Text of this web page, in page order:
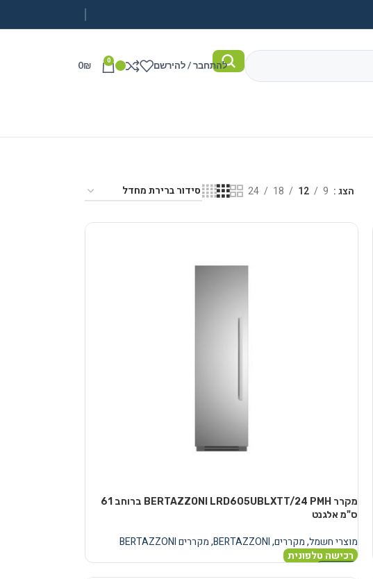
להתחבר / להירשם 0
0₪
הצג 9
12
18
24
מקרר BERTAZZONI LRD605UBLXTT/24 PMH ברוחב 61
ס"מ אלגנט
מוצרי חשמל,מקררים,
BERTAZZONI
,מקררים BERTAZZONI
רכישה טלפונית